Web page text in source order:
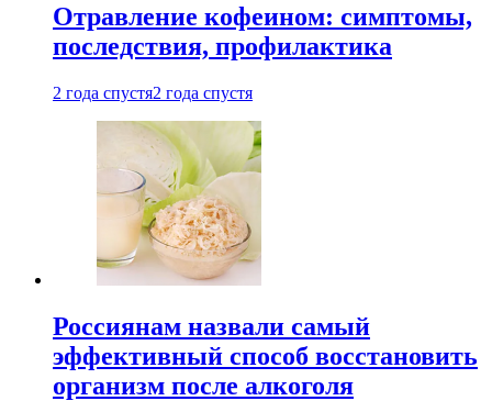
Отравление кофеином: симптомы,
последствия, профилактика
2 года спустя2 года спустя
Россиянам назвали самый
эффективный способ восстановить
организм после алкоголя